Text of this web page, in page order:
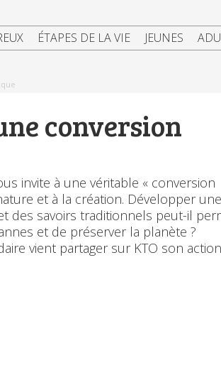
ÉTAPES DE LA VIE JEUNES
conversion
invite à une véritable « conversion
et à la création. Développer une
des savoirs traditionnels peut-il
et de préserver la planète ?
vient partager sur KTO son